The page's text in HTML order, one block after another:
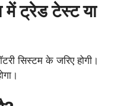
में ट्रेड टेस्ट या
सिस्टम के जरिए होगी।